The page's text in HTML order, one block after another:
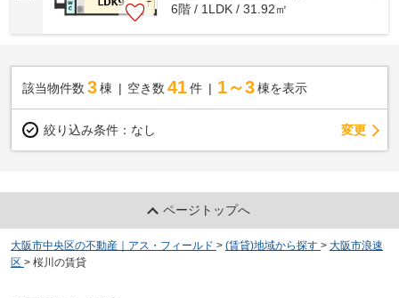
6階 / 1LDK / 31.92㎡
該当物件数 3棟 空き数 41 件 1～3 棟を表示
絞り込み条件： なし 変更
ページトップへ
大阪市中央区の不動産｜アス・フィールド > (賃貸)地域から探す > 大阪市浪速
区 > 桜川の賃貸